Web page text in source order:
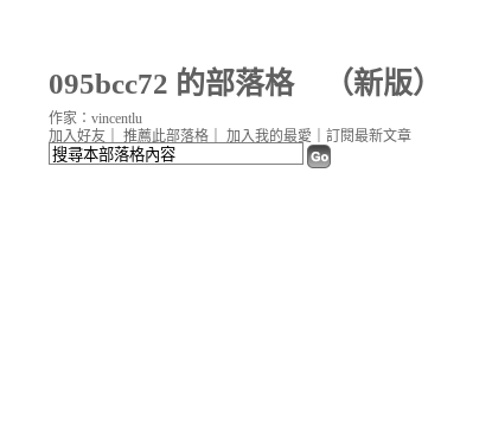
095bcc72 的部落格（新版）
加入好友 推薦此部落格 加入我的最愛 訂閱最新文章
作家：vincentlu